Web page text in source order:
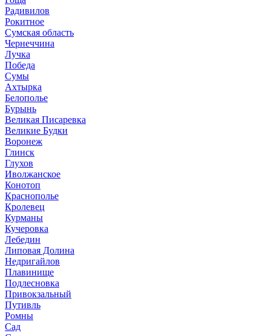
Радивилов
Рокитное
Сумская область
Чернеччина
Лучка
Победа
Сумы
Ахтырка
Белополье
Бурынь
Великая Писаревка
Великие Будки
Воронеж
Глинск
Глухов
Иволжанское
Конотоп
Краснополье
Кролевец
Курманы
Кучеровка
Лебедин
Липовая Долина
Недригайлов
Плавинище
Подлесновка
Привокзальный
Путивль
Ромны
Сад